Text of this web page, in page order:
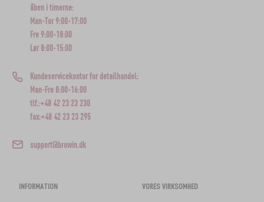
åben i timerne:
Man-Tor 9:00-17:00
Fre 9:00-18:00
Lør 8:00-15:00
Kundeservicekontor for detailhandel:
Man-Fre 8:00-16:00
tlf.:+48 42 23 23 230
fax:+48 42 23 23 295
support@browin.dk
INFORMATION VORES VIRKSOMHED